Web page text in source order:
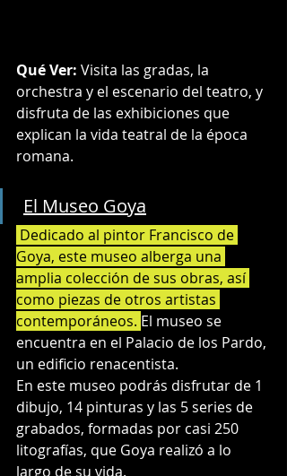
Qué Ver: Visita las gradas, la
orchestra y el escenario del teatro, y
disfruta de las exhibiciones que
explican la vida teatral de la época
romana.
El Museo Goya
Goya, este museo alberga una
amplia colección de sus obras, así
como piezas de otros artistas
contemporáneos. El museo se
encuentra en el Palacio de los Pardo,
un edificio renacentista.
En este museo podrás disfrutar de 1
dibujo, 14 pinturas y las 5 series de
grabados, formadas por casi 250
litografías, que Goya realizó a lo
largo de su vida.